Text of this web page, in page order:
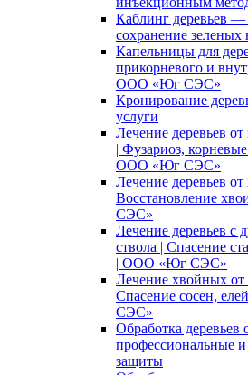
Каблинг деревьев —
сохранение зеленых
Капельницы для
прикорневого и
ООО «Юг СЭС»
Кронирование
услуги
Лечение деревьев
| Фузариоз,
ООО «Юг СЭС»
Лечение деревьев от
Восстановление
СЭС»
Лечение деревьев с
ствола | Спасение
| ООО «Юг СЭС»
Лечение хвойных
Спасение сосен,
СЭС»
Обработка деревьев
профессиональные
защиты